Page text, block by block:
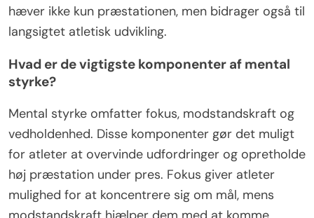
hæver ikke kun præstationen, men bidrager også til
langsigtet atletisk udvikling.
Hvad er de vigtigste komponenter af mental
styrke?
Mental styrke omfatter fokus, modstandskraft og
vedholdenhed. Disse komponenter gør det muligt
for atleter at overvinde udfordringer og opretholde
høj præstation under pres. Fokus giver atleter
mulighed for at koncentrere sig om mål, mens